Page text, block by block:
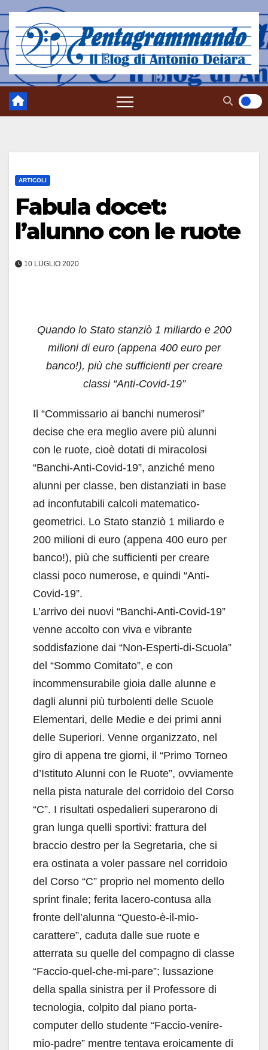
contenuto
ARTICOLI
Fabula docet:
l’alunno con le ruote
10 LUGLIO 2020
Quando lo Stato stanziò 1 miliardo e 200
milioni di euro (appena 400 euro per
banco!), più che sufficienti per creare
classi “Anti-Covid-19”
Il “Commissario ai banchi numerosi”
decise che era meglio avere più alunni
con le ruote, cioè dotati di miracolosi
“Banchi-Anti-Covid-19”, anziché meno
alunni per classe, ben distanziati in base
ad inconfutabili calcoli matematico-
geometrici. Lo Stato stanziò 1 miliardo e
200 milioni di euro (appena 400 euro per
banco!), più che sufficienti per creare
classi poco numerose, e quindi “Anti-
Covid-19”.
L’arrivo dei nuovi “Banchi-Anti-Covid-19”
venne accolto con viva e vibrante
soddisfazione dai “Non-Esperti-di-Scuola”
del “Sommo Comitato”, e con
incommensurabile gioia dalle alunne e
dagli alunni più turbolenti delle Scuole
Elementari, delle Medie e dei primi anni
delle Superiori. Venne organizzato, nel
giro di appena tre giorni, il “Primo Torneo
d’Istituto Alunni con le Ruote”, ovviamente
nella pista naturale del corridoio del Corso
“C”. I risultati ospedalieri superarono di
gran lunga quelli sportivi: frattura del
braccio destro per la Segretaria, che si
era ostinata a voler passare nel corridoio
del Corso “C” proprio nel momento dello
sprint finale; ferita lacero-contusa alla
fronte dell’alunna “Questo-è-il-mio-
carattere”, caduta dalle sue ruote e
atterrata su quelle del compagno di classe
“Faccio-quel-che-mi-pare”; lussazione
della spalla sinistra per il Professore di
tecnologia, colpito dal piano porta-
computer dello studente “Faccio-venire-
mio-padre” mentre tentava eroicamente di